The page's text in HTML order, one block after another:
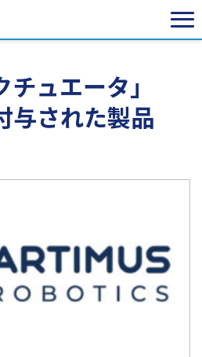
チュエータ」
与された製品